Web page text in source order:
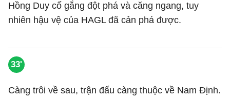
Hồng Duy cố gắng đột phá và căng ngang, tuy
nhiên hậu vệ của HAGL đã cản phá được.
33'
Càng trôi về sau, trận đấu càng thuộc về Nam Định.